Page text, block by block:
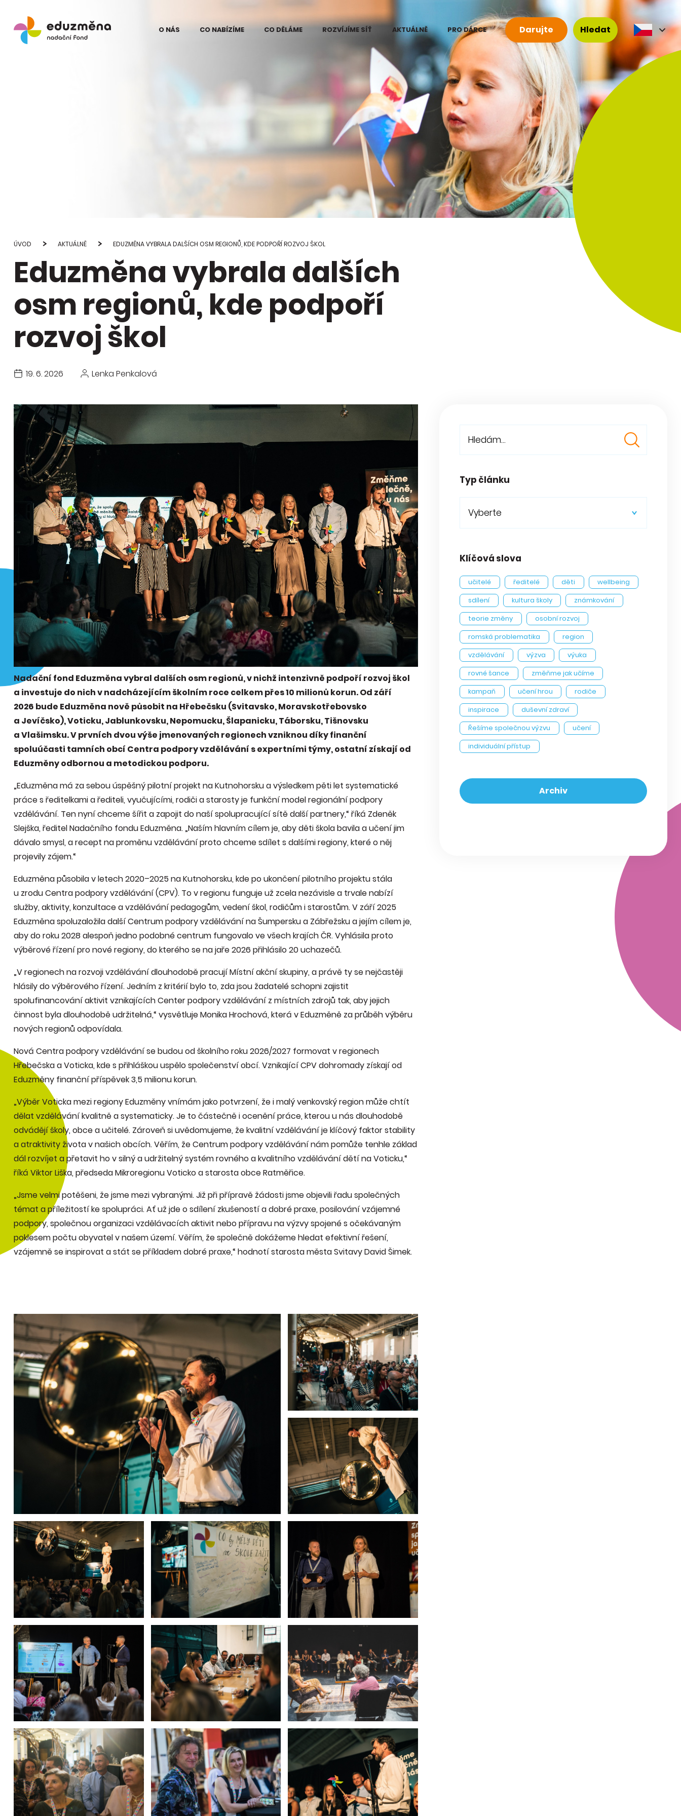
O NÁS CO NABÍZÍME
Eduzměny
Evaluace pilotního
projektu Eduzměna
Stručné informace
průvodci škol
Publikace Mapa
změny
CO DĚLÁME
Kde vidíme problém
Projekt Eduzměna
Co děláme na
Kutnohorsku
Šumpersko-
Zábřežsku
Měníme postoj ke
Koordinace dárců
ROZVÍJÍME SÍŤ AKTUÁLNĚ PRO DÁRCE Darujte Hledat
ÚVOD AKTUÁLNĚ EDUZMĚNA VYBRALA DALŠÍCH OSM REGIONŮ, KDE PODPOŘÍ ROZVOJ ŠKOL
Eduzměna vybrala dalších
osm regionů, kde podpoří
rozvoj škol
19. 6. 2026 Lenka Penkalová
Nadační fond Eduzměna vybral dalších osm regionů, v nichž intenzivně podpoří rozvoj škol
a investuje do nich v nadcházejícím školním roce celkem přes 10 milionů korun. Od září
2026 bude Eduzměna nově působit na Hřebečsku (Svitavsko, Moravskotřebovsko
a Jevíčsko), Voticku, Jablunkovsku, Nepomucku, Šlapanicku, Táborsku, Tišnovsku
a Vlašimsku. V prvních dvou výše jmenovaných regionech vzniknou díky finanční
spoluúčasti tamních obcí Centra podpory vzdělávání s expertními týmy, ostatní získají od
Eduzměny odbornou a metodickou podporu.
„Eduzměna má za sebou úspěšný pilotní projekt na Kutnohorsku a výsledkem pěti let systematické
práce s ředitelkami a řediteli, vyučujícími, rodiči a starosty je funkční model regionální podpory
vzdělávání. Ten nyní chceme šířit a zapojit do naší spolupracující sítě další partnery,“ říká Zdeněk
Slejška, ředitel Nadačního fondu Eduzměna. „Naším hlavním cílem je, aby děti škola bavila a učení jim
dávalo smysl, a recept na proměnu vzdělávání proto chceme sdílet s dalšími regiony, které o něj
projevily zájem.“
Eduzměna působila v letech 2020–2025 na Kutnohorsku, kde po ukončení pilotního projektu stála
u zrodu Centra podpory vzdělávání (CPV). To v regionu funguje už zcela nezávisle a trvale nabízí
služby, aktivity, konzultace a vzdělávání pedagogům, vedení škol, rodičům i starostům. V září 2025
Eduzměna spoluzaložila další Centrum podpory vzdělávání na Šumpersku a Zábřežsku a jejím cílem je,
aby do roku 2028 alespoň jedno podobné centrum fungovalo ve všech krajích ČR. Vyhlásila proto
výběrové řízení pro nové regiony, do kterého se na jaře 2026 přihlásilo 20 uchazečů.
„V regionech na rozvoji vzdělávání dlouhodobě pracují Místní akční skupiny, a právě ty se nejčastěji
hlásily do výběrového řízení. Jedním z kritérií bylo to, zda jsou žadatelé schopni zajistit
spolufinancování aktivit vznikajících Center podpory vzdělávání z místních zdrojů tak, aby jejich
činnost byla dlouhodobě udržitelná,“ vysvětluje Monika Hrochová, která v Eduzměně za průběh výběru
nových regionů odpovídala.
Nová Centra podpory vzdělávání se budou od školního roku 2026/2027 formovat v regionech
Hřebečska a Voticka, kde s přihláškou uspělo společenství obcí. Vznikající CPV dohromady získají od
Eduzměny finanční příspěvek 3,5 milionu korun.
„Výběr Voticka mezi regiony Eduzměny vnímám jako potvrzení, že i malý venkovský region může chtít
dělat vzdělávání kvalitně a systematicky. Je to částečně i ocenění práce, kterou u nás dlouhodobě
odvádějí školy, obce a učitelé. Zároveň si uvědomujeme, že kvalitní vzdělávání je klíčový faktor stability
a atraktivity života v našich obcích. Věřím, že Centrum podpory vzdělávání nám pomůže tenhle základ
dál rozvíjet a přetavit ho v silný a udržitelný systém rovného a kvalitního vzdělávání dětí na Voticku,“
říká Viktor Liška, předseda Mikroregionu Voticko a starosta obce Ratměřice.
„Jsme velmi potěšeni, že jsme mezi vybranými. Již při přípravě žádosti jsme objevili řadu společných
témat a příležitostí ke spolupráci. Ať už jde o sdílení zkušeností a dobré praxe, posilování vzájemné
podpory, společnou organizaci vzdělávacích aktivit nebo přípravu na výzvy spojené s očekávaným
poklesem počtu obyvatel v našem území. Věřím, že společně dokážeme hledat efektivní řešení,
vzájemně se inspirovat a stát se příkladem dobré praxe,“ hodnotí starosta města Svitavy David Šimek.
Typ článku
Vyberte
Klíčová slova
učitelé ředitelé děti
wellbeing
sdílení
kultura školy
známkování
teorie změny
osobní rozvoj
romská problematika
region
vzdělávání
výzva
výuka
rovné šance
změňme jak učíme
kampaň
učení hrou
rodiče
inspirace
duševní zdraví
Řešíme společnou výzvu
učení
individuální přístup
Archiv